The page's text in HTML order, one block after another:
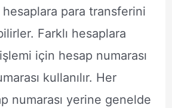
hesaplara para transferini
Farklı hesaplara
için hesap numarası
kullanılır. Her
numarası yerine genelde